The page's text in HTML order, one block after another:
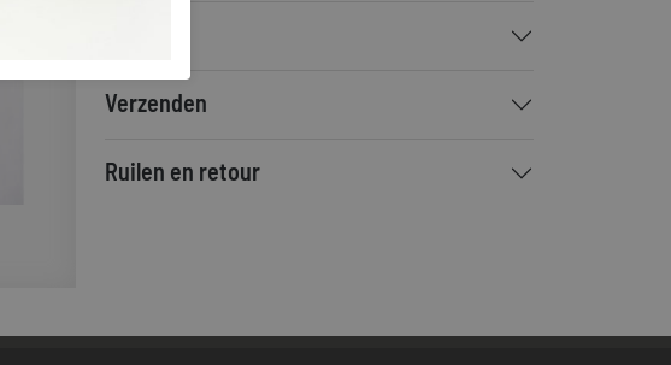
Verzenden
Ruilen en retour